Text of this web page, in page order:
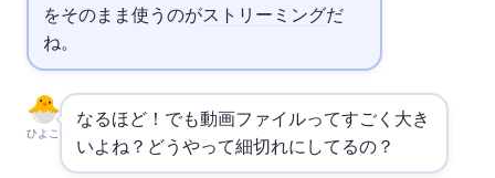
をそのまま使うのがストリーミングだ
ね。
ひよこ
なるほど！でも動画ファイルってすごく大き
いよね？どうやって細切れにしてるの？